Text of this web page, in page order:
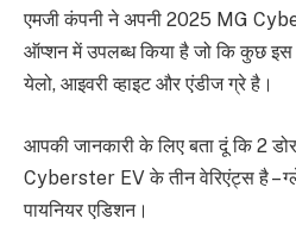
एमजी कंपनी ने अपनी 2025 MG
ऑप्शन में उपलब्ध किया है जो कि कुछ इस
येलो, आइवरी व्हाइट और एंडीज ग्रे है।
आपकी जानकारी के लिए बता दूं कि 2
Cyberster EV के तीन वेरिएंट्स है –
पायनियर एडिशन।